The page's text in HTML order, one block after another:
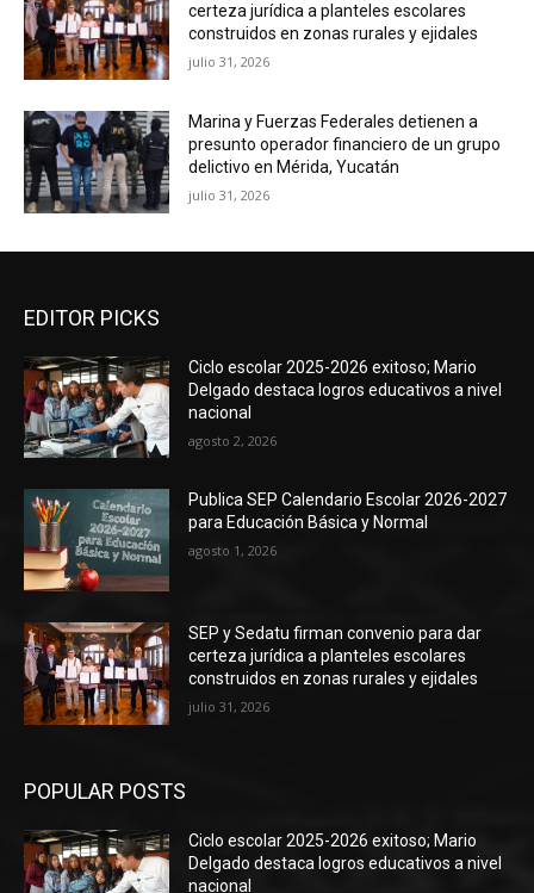
certeza jurídica a planteles escolares
construidos en zonas rurales y ejidales
julio 31, 2026
Marina y Fuerzas Federales detienen a
presunto operador financiero de un grupo
delictivo en Mérida, Yucatán
julio 31, 2026
EDITOR PICKS
Ciclo escolar 2025-2026 exitoso; Mario
Delgado destaca logros educativos a nivel
nacional
agosto 2, 2026
Publica SEP Calendario Escolar 2026-2027
para Educación Básica y Normal
agosto 1, 2026
SEP y Sedatu firman convenio para dar
certeza jurídica a planteles escolares
construidos en zonas rurales y ejidales
julio 31, 2026
POPULAR POSTS
Ciclo escolar 2025-2026 exitoso; Mario
Delgado destaca logros educativos a nivel
nacional